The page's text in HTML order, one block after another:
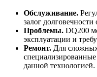
Обслуживание.
залог долговечности
Проблемы. DQ200
эксплуатации и
Ремонт. Для
данной технологией.